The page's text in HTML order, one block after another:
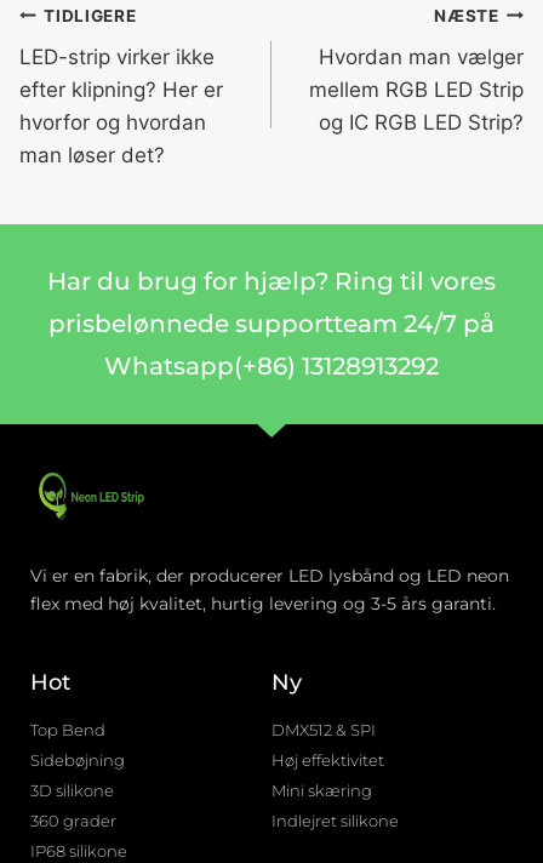
TIDLIGERE
LED-strip virker ikke
efter klipning? Her er
hvorfor og hvordan
man løser det?
NÆSTE
Hvordan man vælger
mellem RGB LED Strip
og IC RGB LED Strip?
Har du brug for hjælp? Ring til vores
prisbelønnede supportteam 24/7 på
Whatsapp(+86) 13128913292
Vi er en fabrik, der producerer LED lysbånd og LED neon
flex med høj kvalitet, hurtig levering og 3-5 års garanti.
Hot
Top Bend
Sidebøjning
3D silikone
360 grader
IP68 silikone
Ny
DMX512 & SPI
Høj effektivitet
Mini skæring
Indlejret silikone